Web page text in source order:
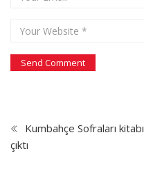
Kumbahçe Sofraları kitabı
çıktı